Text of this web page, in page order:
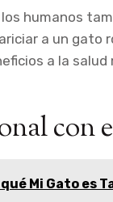
humanos
a un gato
a la
con
Mi Gato es